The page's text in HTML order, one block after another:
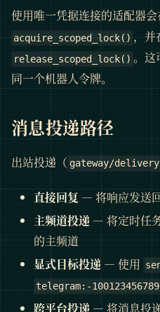
使用唯一凭据连接的适配器会
acquire_scoped_lock() ，并
release_scoped_lock() 。这
同一个机器人令牌。
消息投递路径
出站投递（ gateway/
直接回复 — 将响应发送
主频道投递 — 将定时任
的主频道
显式目标投递 — 使用
telegram:-
跨平台投递 — 将消息投